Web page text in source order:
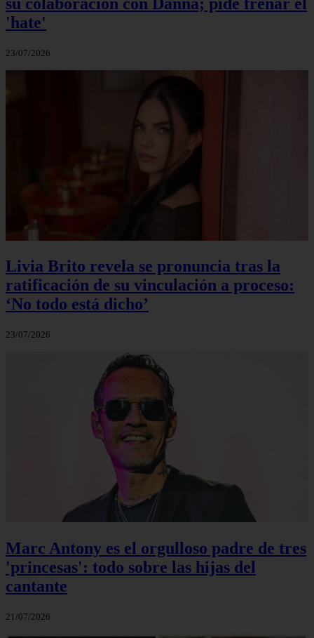
'hate'
23/07/2026
Livia Brito revela se pronuncia tras la
ratificación de su vinculación a proceso:
‘No todo está dicho’
23/07/2026
Marc Antony es el orgulloso padre de tres
'princesas': todo sobre las hijas del
cantante
21/07/2026